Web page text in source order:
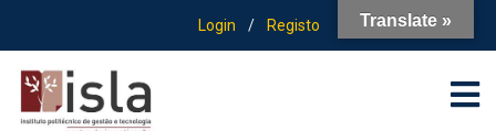
Login / Registo Translate »